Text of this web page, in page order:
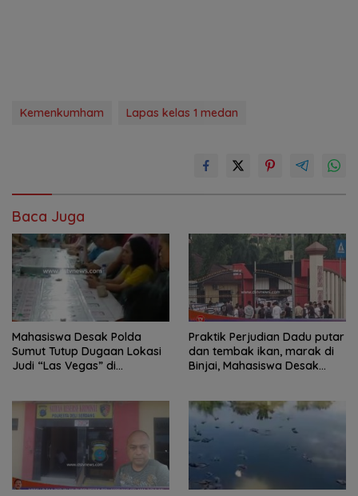
Kemenkumham Lapas kelas 1 medan
Baca Juga
Mahasiswa Desak Polda
Sumut Tutup Dugaan Lokasi
Judi “Las Vegas” di
Praktik Perjudian Dadu putar
dan tembak ikan, marak di
Binjai, Mahasiswa Desak